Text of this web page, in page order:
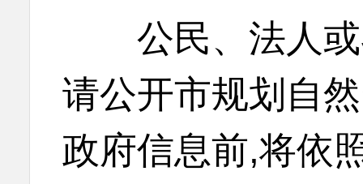
公民、法人或
请公开市规划自
政府信息前,将依